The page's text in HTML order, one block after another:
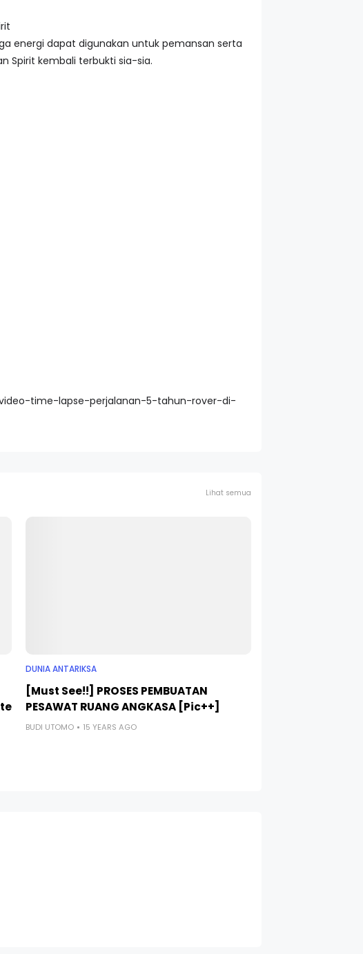
energi dapat digunakan untuk pemansan serta
Spirit kembali terbukti sia-sia.
time-lapse-perjalanan-5-tahun-rover-di-
Lihat semua
DUNIA ANTARIKSA
[Must See!!] PROSES PEMBUATAN
PESAWAT RUANG ANGKASA [Pic++]
BUDI UTOMO 15 YEARS AGO